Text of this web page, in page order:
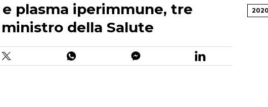
plasma iperimmune, tre
della Salute
2020